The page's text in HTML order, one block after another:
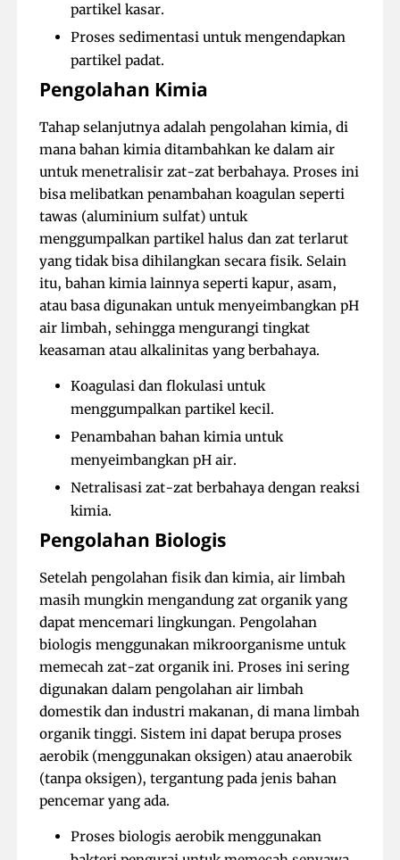
partikel kasar.
Proses sedimentasi untuk mengendapkan
partikel padat.
Pengolahan Kimia
Tahap selanjutnya adalah pengolahan kimia, di
mana bahan kimia ditambahkan ke dalam air
untuk menetralisir zat-zat berbahaya. Proses ini
bisa melibatkan penambahan koagulan seperti
tawas (aluminium sulfat) untuk
menggumpalkan partikel halus dan zat terlarut
yang tidak bisa dihilangkan secara fisik. Selain
itu, bahan kimia lainnya seperti kapur, asam,
atau basa digunakan untuk menyeimbangkan pH
air limbah, sehingga mengurangi tingkat
keasaman atau alkalinitas yang berbahaya.
Koagulasi dan flokulasi untuk
menggumpalkan partikel kecil.
Penambahan bahan kimia untuk
menyeimbangkan pH air.
Netralisasi zat-zat berbahaya dengan reaksi
kimia.
Pengolahan Biologis
Setelah pengolahan fisik dan kimia, air limbah
masih mungkin mengandung zat organik yang
dapat mencemari lingkungan. Pengolahan
biologis menggunakan mikroorganisme untuk
memecah zat-zat organik ini. Proses ini sering
digunakan dalam pengolahan air limbah
domestik dan industri makanan, di mana limbah
organik tinggi. Sistem ini dapat berupa proses
aerobik (menggunakan oksigen) atau anaerobik
(tanpa oksigen), tergantung pada jenis bahan
pencemar yang ada.
Proses biologis aerobik menggunakan